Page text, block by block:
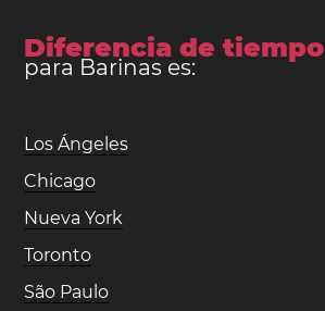
Diferencia de tiempo
para Barinas es:
Los Ángeles
Chicago
Nueva York
Toronto
São Paulo